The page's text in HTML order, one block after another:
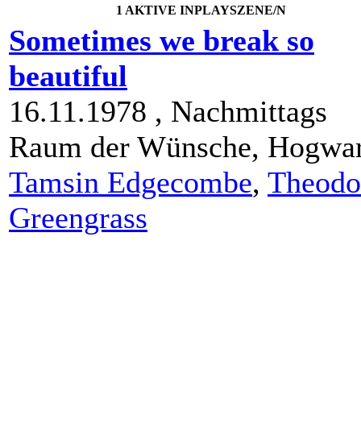
1 AKTIVE INPLAYSZENE/N
Sometimes we break so
beautiful
16.11.1978 , Nachmittags
Raum der Wünsche,
Tamsin Edgecombe,
Greengrass